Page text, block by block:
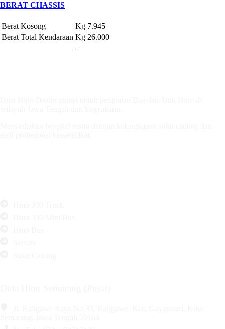
BERAT CHASSIS
Berat Kosong Kg 7.945
Berat Total Kendaraan Kg 26.000
–